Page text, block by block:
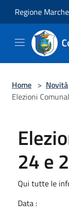
Regione Marche
Home > Novità
Elezioni
24 e
Qui tutte le
Data :